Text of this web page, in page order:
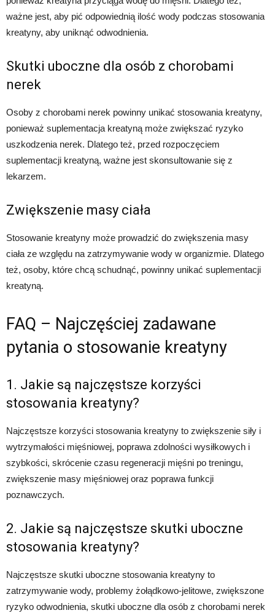
ważne jest, aby pić odpowiednią ilość wody podczas stosowania
kreatyny, aby uniknąć odwodnienia.
Skutki uboczne dla osób z chorobami
nerek
Osoby z chorobami nerek powinny unikać stosowania kreatyny,
ponieważ suplementacja kreatyną może zwiększać ryzyko
uszkodzenia nerek. Dlatego też, przed rozpoczęciem
suplementacji kreatyną, ważne jest skonsultowanie się z
lekarzem.
Zwiększenie masy ciała
Stosowanie kreatyny może prowadzić do zwiększenia masy
ciała ze względu na zatrzymywanie wody w organizmie. Dlatego
też, osoby, które chcą schudnąć, powinny unikać suplementacji
kreatyną.
FAQ – Najczęściej zadawane
pytania o stosowanie kreatyny
1. Jakie są najczęstsze korzyści
stosowania kreatyny?
Najczęstsze korzyści stosowania kreatyny to zwiększenie siły i
wytrzymałości mięśniowej, poprawa zdolności wysiłkowych i
szybkości, skrócenie czasu regeneracji mięśni po treningu,
zwiększenie masy mięśniowej oraz poprawa funkcji
poznawczych.
2. Jakie są najczęstsze skutki uboczne
stosowania kreatyny?
Najczęstsze skutki uboczne stosowania kreatyny to
zatrzymywanie wody, problemy żołądkowo-jelitowe, zwiększone
ryzyko odwodnienia, skutki uboczne dla osób z chorobami nerek